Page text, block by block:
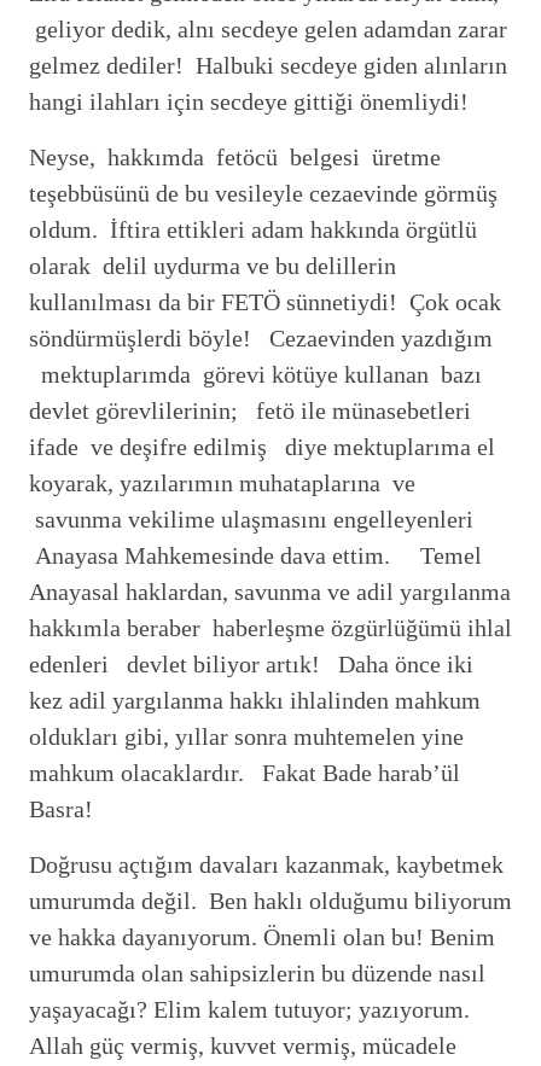
geliyor dedik, alnı secdeye gelen adamdan zarar
gelmez dediler! Halbuki secdeye giden alınların
hangi ilahları için secdeye gittiği önemliydi!
Neyse, hakkımda fetöcü belgesi üretme
teşebbüsünü de bu vesileyle cezaevinde görmüş
oldum. İftira ettikleri adam hakkında örgütlü
olarak delil uydurma ve bu delillerin
kullanılması da bir FETÖ sünnetiydi! Çok ocak
söndürmüşlerdi böyle! Cezaevinden yazdığım
mektuplarımda görevi kötüye kullanan bazı
devlet görevlilerinin; fetö ile münasebetleri
ifade ve deşifre edilmiş diye mektuplarıma el
koyarak, yazılarımın muhataplarına ve
savunma vekilime ulaşmasını engelleyenleri
Anayasa Mahkemesinde dava ettim. Temel
Anayasal haklardan, savunma ve adil yargılanma
hakkımla beraber haberleşme özgürlüğümü ihlal
edenleri devlet biliyor artık! Daha önce iki
kez adil yargılanma hakkı ihlalinden mahkum
oldukları gibi, yıllar sonra muhtemelen yine
mahkum olacaklardır. Fakat Bade harab’ül
Basra!
Doğrusu açtığım davaları kazanmak, kaybetmek
umurumda değil. Ben haklı olduğumu biliyorum
ve hakka dayanıyorum. Önemli olan bu! Benim
umurumda olan sahipsizlerin bu düzende nasıl
yaşayacağı? Elim kalem tutuyor; yazıyorum.
Allah güç vermiş, kuvvet vermiş, mücadele